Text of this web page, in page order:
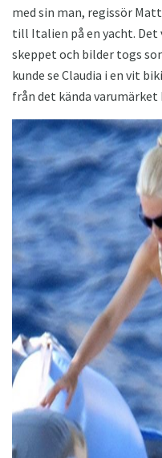
med sin man, regissör
till Italien på en yacht. Det
skeppet och bilder togs
kunde se Claudia i en vit
från det kända varumärket